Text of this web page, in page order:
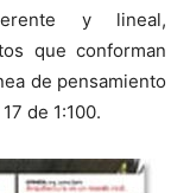
y lineal,
que conforman
de pensamiento
de 1:100.